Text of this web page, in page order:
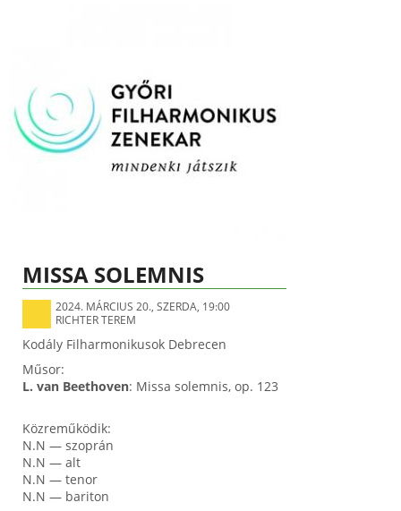
MISSA SOLEMNIS
2024. MÁRCIUS 20., SZERDA, 19:00
RICHTER TEREM
Kodály Filharmonikusok Debrecen
Műsor:
L. van Beethoven: Missa solemnis, op. 123
Közreműködik:
N.N — szoprán
N.N — alt
N.N — tenor
N.N — bariton